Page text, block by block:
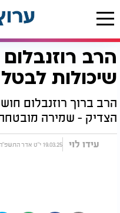
דף הבית יהדות מיסטיקה וקבלה
הרב
שיכולות
הרב ברוך רוזנבלום
הצדיק - שמירה
עידו לוי 19.03.25 י"ט אדר התשפ"ה